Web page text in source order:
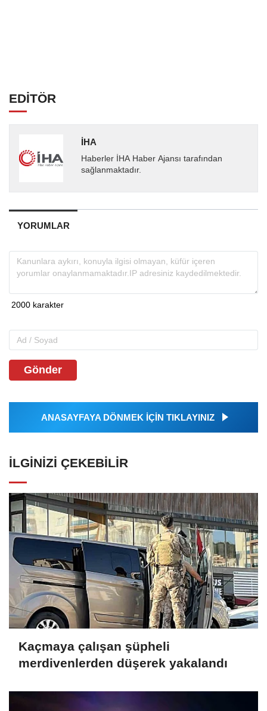
EDİTÖR
İHA
Haberler İHA Haber Ajansı tarafından
sağlanmaktadır.
YORUMLAR
Gönder
ANASAYFAYA DÖNMEK İÇİN TIKLAYINIZ
İLGINIZI ÇEKEBILIR
Kaçmaya çalışan şüpheli
merdivenlerden düşerek yakalandı